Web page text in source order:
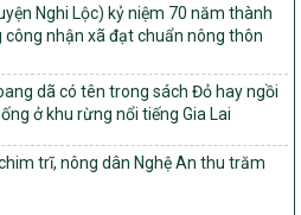
án liên kết theo chuỗi giá trị thuộc
quốc gia Giảm nghèo bền vững
dài sang năm 2026
triển khai thực hiện Chương trình
nông thôn mới, giảm nghèo bền
hội vùng đồng bào dân tộc thiểu
2035, giai đoạn I: Từ năm 2026
Nghi Lộc) kỷ niệm 70 năm thành
công nhận xã đạt chuẩn nông thôn
dã có tên trong sách Đỏ hay ngồi
ở khu rừng nổi tiếng Gia Lai
trĩ, nông dân Nghệ An thu trăm